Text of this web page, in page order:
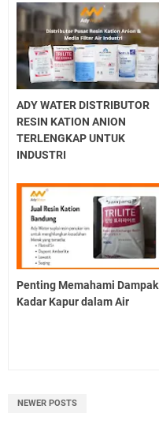
ADY WATER DISTRIBUTOR
RESIN KATION ANION
TERLENGKAP UNTUK
INDUSTRI
Penting Memahami Dampak
Kadar Kapur dalam Air
NEWER POSTS